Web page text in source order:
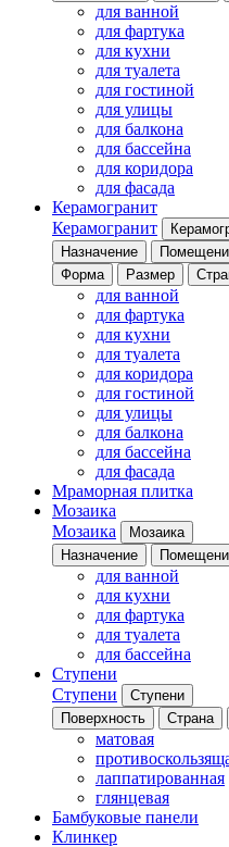
для ванной
для фартука
для кухни
для туалета
для гостиной
для улицы
для балкона
для бассейна
для коридора
для фасада
Керамогранит
Керамогранит
Назначение
Форма
Размер
для ванной
для фартука
для кухни
для туалета
для коридора
для гостиной
для улицы
для балкона
для бассейна
для фасада
Мраморная плитка
Мозаика
Мозаика
Мозаика
Назначение
для ванной
для кухни
для фартука
для туалета
для бассейна
Ступени
Ступени
Ступени
Поверхность
Страна
матовая
лаппатированная
глянцевая
Бамбуковые панели
Клинкер